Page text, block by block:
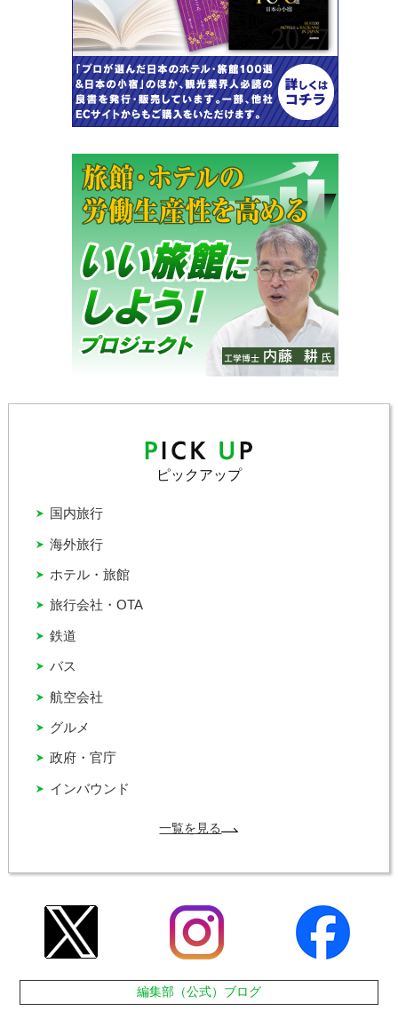
ピックアップ
インバウンド
グルメ
バス
ホテル・旅館
国内旅行
政府・官庁
旅行会社・OTA
海外旅行
航空会社
鉄道
一覧を見る
編集部（公式）ブログ